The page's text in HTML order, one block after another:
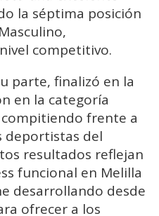
la séptima posición
competitivo.
parte, finalizó en la
en la categoría
frente a
deportistas del
resultados reflejan
funcional en Melilla
desarrollando desde
ofrecer a los